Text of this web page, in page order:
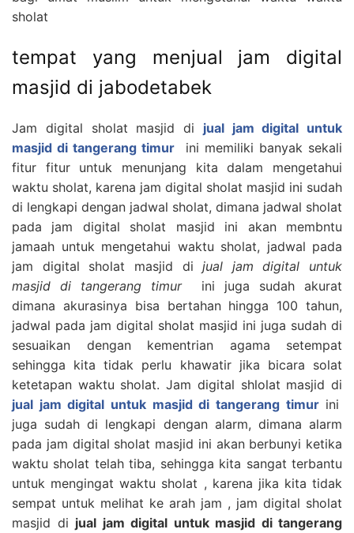
sholat
tempat yang menjual jam digital
masjid di jabodetabek
Jam digital sholat masjid di
jual jam digital untuk
masjid di tangerang timur
ini memiliki banyak sekali
fitur fitur untuk menunjang kita dalam mengetahui
waktu sholat, karena jam digital sholat masjid ini sudah
di lengkapi dengan jadwal sholat, dimana jadwal sholat
pada jam digital sholat masjid ini akan membntu
jamaah untuk mengetahui waktu sholat, jadwal pada
jam digital sholat masjid dijual jam digital untuk
masjid di tangerang
timurini juga sudah akurat
dimana akurasinya bisa bertahan hingga 100 tahun,
jadwal pada jam digital sholat masjid ini juga sudah di
sesuaikan dengan kementrian agama setempat
sehingga kita tidak perlu khawatir jika bicara solat
ketetapan waktu sholat. Jam digital shlolat masjid di
jual jam digital untuk masjid di tangerang timurini
juga sudah di lengkapi dengan alarm, dimana alarm
pada jam digital sholat masjid ini akan berbunyi ketika
waktu sholat telah tiba, sehingga kita sangat terbantu
untuk mengingat waktu sholat , karena jika kita tidak
sempat untuk melihat ke arah jam , jam digital sholat
masjid di jual jam digital untuk masjid di tangerang